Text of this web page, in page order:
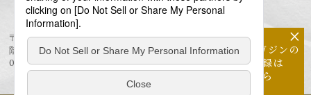
〒106-6123 東京都港区六本木6-10-1 六本木ヒルズ森タワー23
階
03-6438-5511（代表） / 03-6438-5611（特許・商標）
×
メールマガジンの
配信登録は
こちら